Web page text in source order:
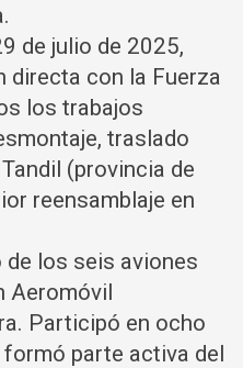
de julio de 2025,
con la Fuerza
los trabajos
traslado
(provincia de
reensamblaje en
de los seis aviones
Aeromóvil
Participó en ocho
parte activa del